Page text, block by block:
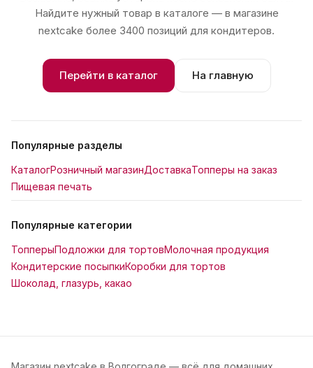
Найдите нужный товар в каталоге — в магазине
nextcake более 3400 позиций для кондитеров.
Перейти в каталог На главную
Популярные разделы
КаталогРозничный магазинДоставкаТопперы на заказ
Пищевая печать
Популярные категории
ТопперыПодложки для тортовМолочная продукция
Кондитерские посыпкиКоробки для тортов
Шоколад, глазурь, какао